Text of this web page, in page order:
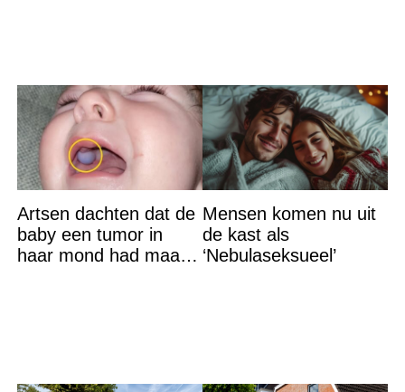
Artsen dachten dat de
baby een tumor in
haar mond had maar
Mensen komen nu uit
de kast als
‘Nebulaseksueel’